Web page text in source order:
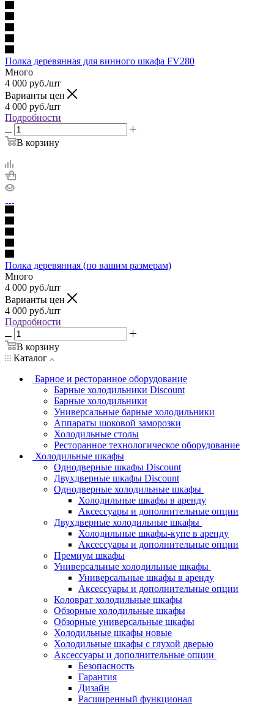
Полка деревянная для винного шкафа FV280
Много
4 000 руб./шт
Варианты цен
4 000 руб./шт
Подробности
В корзину
Полка деревянная (по вашим размерам)
Много
4 000 руб./шт
Варианты цен
4 000 руб./шт
Подробности
В корзину
Каталог
Барное и ресторанное оборудование
Барные холодильники Discount
Барные холодильники
Универсальные барные холодильники
Аппараты шоковой заморозки
Холодильные столы
Ресторанное технологическое оборудование
Холодильные шкафы
Однодверные шкафы Discount
Двухдверные шкафы Discount
Однодверные холодильные шкафы
Холодильные шкафы в аренду
Аксессуары и дополнительные опции
Двухдверные холодильные шкафы
Холодильные шкафы-купе в аренду
Аксессуары и дополнительные опции
Премиум шкафы
Универсальные холодильные шкафы
Универсальные шкафы в аренду
Аксессуары и дополнительные опции
Коловрат холодильные шкафы
Обзорные холодильные шкафы
Обзорные универсальные шкафы
Холодильные шкафы новые
Холодильные шкафы с глухой дверью
Аксессуары и дополнительные опции
Безопасность
Гарантия
Дизайн
Расширенный функционал